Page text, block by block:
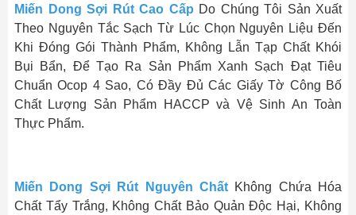
Miến Dong Sợi Rút Cao Cấp Do Chúng Tôi Sản Xuất
Theo Nguyên Tắc Sạch Từ Lúc Chọn Nguyên Liệu Đến
Khi Đóng Gói Thành Phẩm, Không Lẫn Tạp Chất Khói
Bụi Bẩn, Để Tạo Ra Sản Phẩm Xanh Sạch Đạt Tiêu
Chuẩn Ocop 4 Sao, Có Đầy Đủ Các Giấy Tờ Công Bố
Chất Lượng Sản Phẩm HACCP và Vệ Sinh An Toàn
Thực Phẩm.
Miến Dong Sợi Rút Nguyên Chất Không Chứa Hóa
Chất Tẩy Trắng, Không Chất Bảo Quản Độc Hại, Không